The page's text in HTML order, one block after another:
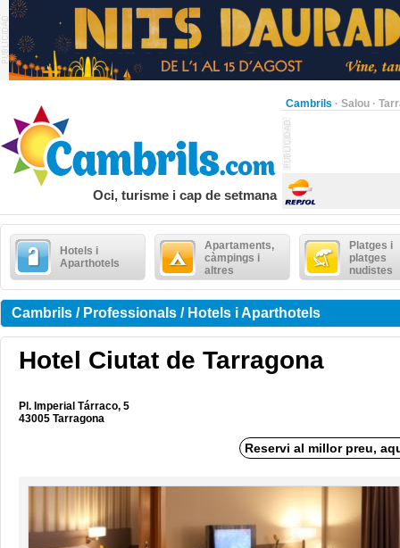
Cambrils · Salou ·
Oci, turisme i cap de setmana
Hotels i
Aparthotels
Apartaments,
càmpings i
altres
Platges i
platges
nudistes
Cambrils / Professionals / Hotels i Aparthotels
Hotel Ciutat de Tarragona
Pl. Imperial Tárraco, 5
43005 Tarragona
Reservi al millor preu,